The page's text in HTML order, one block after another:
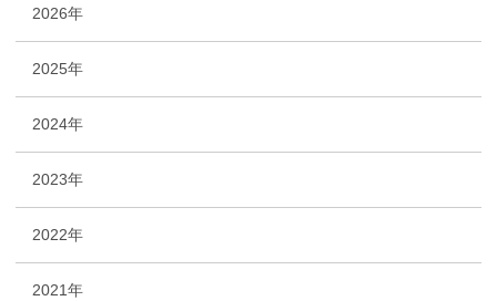
2026年
2025年
2024年
2023年
2022年
2021年